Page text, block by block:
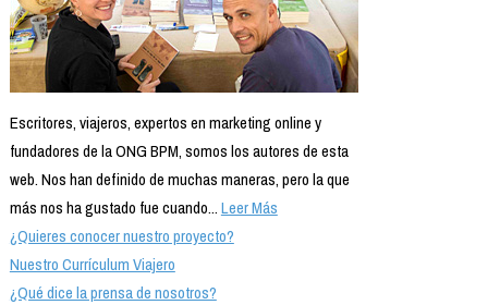
Escritores, viajeros, expertos en marketing online y
fundadores de la ONG BPM, somos los autores de esta
web. Nos han definido de muchas maneras, pero la que
más nos ha gustado fue cuando...Leer Más
¿Quieres conocer nuestro proyecto?
Nuestro Currículum Viajero
¿Qué dice la prensa de nosotros?